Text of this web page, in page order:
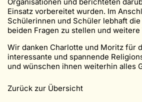
Einsatz vorbereitet wurden. Im
Schülerinnen und Schüler lebhaft
beiden Fragen zu stellen und
Wir danken Charlotte und Moritz für
interessante und spannende
und wünschen ihnen weiterhin alles
Zurück zur Übersicht